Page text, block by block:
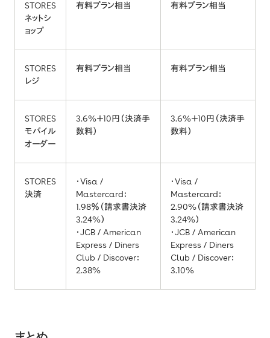
STORES
ネットシ
ョップ
有料プラン相当 有料プラン相当
STORES
レジ
有料プラン相当 有料プラン相当
STORES
モバイル
オーダー
3.6%＋10円（決済手
数料）
3.6%＋10円（決済手
数料）
STORES
決済
・Visa /
Mastercard：
1.98％（請求書決済
3.24%）
・JCB / American
Express / Diners
Club / Discover：
2.38%
・Visa /
Mastercard：
2.90%（請求書決済
3.24%）
・JCB / American
Express / Diners
Club / Discover：
3.10%